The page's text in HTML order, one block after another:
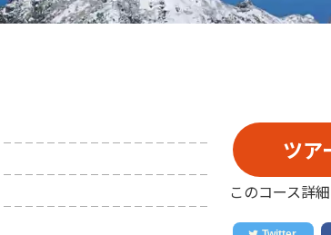
ツア
このコース詳